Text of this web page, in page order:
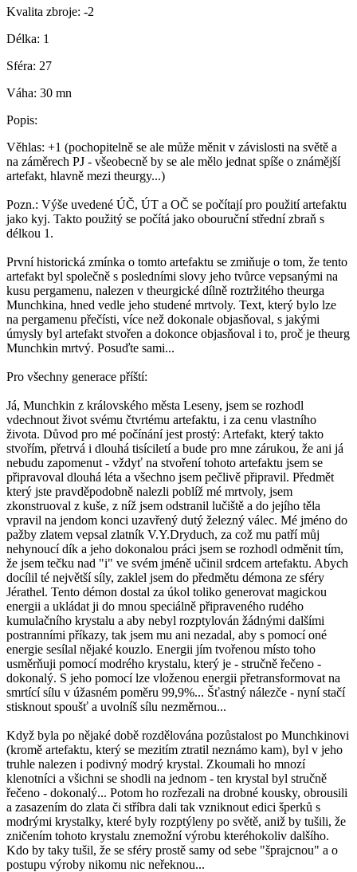
Kvalita zbroje: -2
Délka: 1
Sféra: 27
Váha: 30 mn
Popis:
Věhlas: +1 (pochopitelně se ale může měnit v závislosti na světě a
na záměrech PJ - všeobecně by se ale mělo jednat spíše o známější
artefakt, hlavně mezi theurgy...)
Pozn.: Výše uvedené ÚČ, ÚT a OČ se počítají pro použití artefaktu
jako kyj. Takto použitý se počítá jako obouruční střední zbraň s
délkou 1.
První historická zmínka o tomto artefaktu se zmiňuje o tom, že tento
artefakt byl společně s posledními slovy jeho tvůrce vepsanými na
kusu pergamenu, nalezen v theurgické dílně roztržitého theurga
Munchkina, hned vedle jeho studené mrtvoly. Text, který bylo lze
na pergamenu přečísti, více než dokonale objasňoval, s jakými
úmysly byl artefakt stvořen a dokonce objasňoval i to, proč je theurg
Munchkin mrtvý. Posuďte sami...
Pro všechny generace příští:
Já, Munchkin z královského města Leseny, jsem se rozhodl
vdechnout život svému čtvrtému artefaktu, i za cenu vlastního
života. Důvod pro mé počínání jest prostý: Artefakt, který takto
stvořím, přetrvá i dlouhá tisíciletí a bude pro mne zárukou, že ani já
nebudu zapomenut - vždyť na stvoření tohoto artefaktu jsem se
připravoval dlouhá léta a všechno jsem pečlivě připravil. Předmět
který jste pravděpodobně nalezli poblíž mé mrtvoly, jsem
zkonstruoval z kuše, z níž jsem odstranil lučiště a do jejího těla
vpravil na jendom konci uzavřený dutý železný válec. Mé jméno do
pažby zlatem vepsal zlatník V.Y.Dryduch, za což mu patří můj
nehynoucí dík a jeho dokonalou práci jsem se rozhodl odměnit tím,
že jsem tečku nad "i" ve svém jméně učinil srdcem artefaktu. Abych
docílil té největší síly, zaklel jsem do předmětu démona ze sféry
Jérathel. Tento démon dostal za úkol toliko generovat magickou
energii a ukládat ji do mnou speciálně připraveného rudého
kumulačního krystalu a aby nebyl rozptylován žádnými dalšími
postranními příkazy, tak jsem mu ani nezadal, aby s pomocí oné
energie sesílal nějaké kouzlo. Energii jím tvořenou místo toho
usměrňuji pomocí modrého krystalu, který je - stručně řečeno -
dokonalý. S jeho pomocí lze vloženou energii přetransformovat na
smrtící sílu v úžasném poměru 99,9%... Šťastný nálezče - nyní stačí
stisknout spoušť a uvolníš sílu nezměrnou...
Když byla po nějaké době rozdělována pozůstalost po Munchkinovi
(kromě artefaktu, který se mezitím ztratil neznámo kam), byl v jeho
truhle nalezen i podivný modrý krystal. Zkoumali ho mnozí
klenotníci a všichni se shodli na jednom - ten krystal byl stručně
řečeno - dokonalý... Potom ho rozřezali na drobné kousky, obrousili
a zasazením do zlata či stříbra dali tak vzniknout edici šperků s
modrými krystalky, které byly rozptýleny po světě, aniž by tušili, že
zničením tohoto krystalu znemožní výrobu kteréhokoliv dalšího.
Kdo by taky tušil, že se sféry prostě samy od sebe "šprajcnou" a o
postupu výroby nikomu nic neřeknou...